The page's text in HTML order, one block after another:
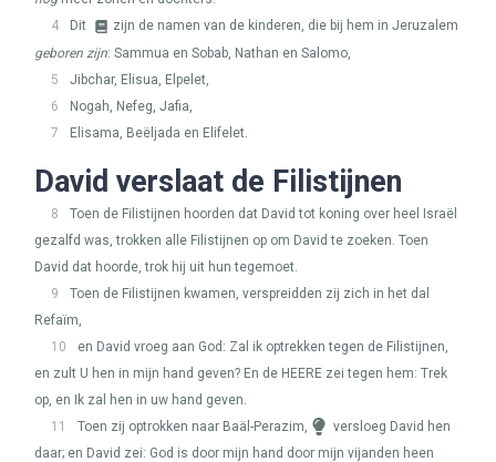
4
Dit
zijn de namen van de kinderen, die bij hem in Jeruzalem
geboren zijn: Sammua en Sobab, Nathan en Salomo,
5
Jibchar, Elisua, Elpelet,
6
Nogah, Nefeg, Jafia,
7
Elisama, Beëljada en Elifelet.
David verslaat de Filistijnen
8
Toen de Filistijnen hoorden dat David tot koning over heel Israël
gezalfd was, trokken alle Filistijnen op om David te zoeken. Toen
David dat hoorde, trok hij uit hun tegemoet.
9
Toen de Filistijnen kwamen, verspreidden zij zich in het dal
Refaïm,
10
en David vroeg aan God: Zal ik optrekken tegen de Filistijnen,
en zult U hen in mijn hand geven? En de HEERE zei tegen hem: Trek
op, en Ik zal hen in uw hand geven.
11
Toen zij optrokken naar Baäl-Perazim,
versloeg David hen
daar; en David zei: God is door mijn hand door mijn vijanden heen